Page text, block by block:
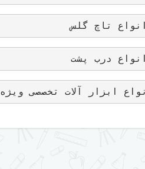
تاچ گلس
درب پشت
ابزار آلات تخصصی